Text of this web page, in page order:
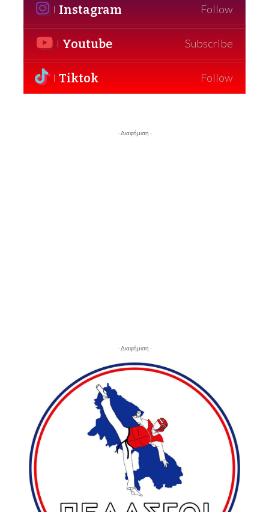
Instagram Follow
Youtube Subscribe
Tiktok Follow
- Διαφήμιση -
- Διαφήμιση -